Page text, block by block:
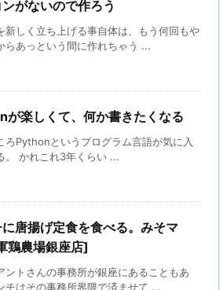
がないので作ろう
新しく立ち上げる事自体は、もう何回もや
らあっという間に作れちゃう ...
が楽しくて、何か書きたくなる
ろPythonというプログラム言語が気に入
。 かれこれ3年くらい ...
唐揚げ定食を食べる。みそマ
鶏農場銀座店]
ントさんの事務所が銀座にあることもあ
チはその事務所界隈で済ませて ...